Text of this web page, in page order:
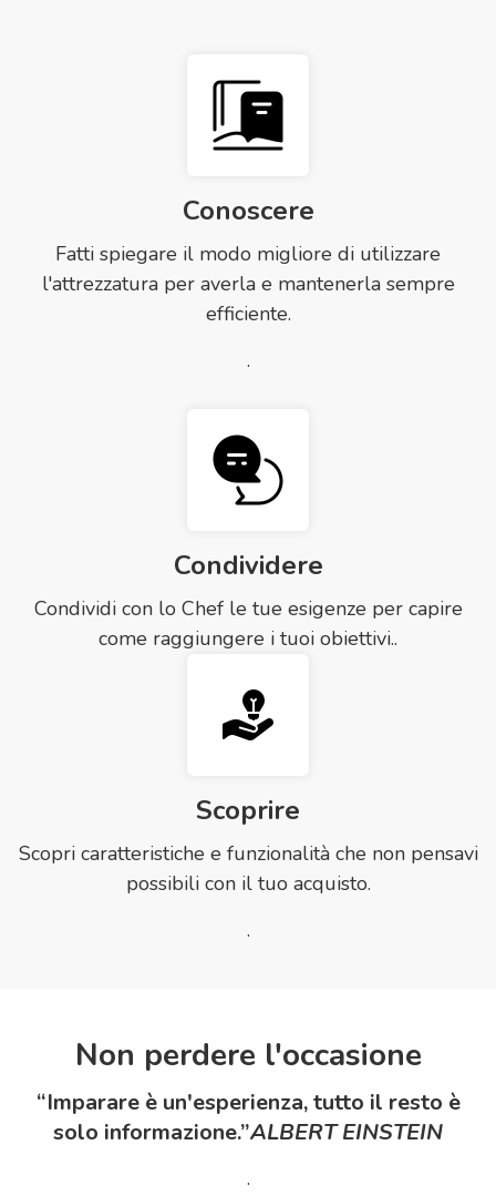
Conoscere
Fatti spiegare il modo migliore di utilizzare
l'attrezzatura per averla e mantenerla sempre
efficiente.
.
Condividere
Condividi con lo Chef le tue esigenze per capire
come raggiungere i tuoi obiettivi..
Scoprire
Scopri caratteristiche e funzionalità che non pensavi
possibili con il tuo acquisto.
.
Non perdere l'occasione
“Imparare è un'esperienza, tutto il resto è
solo informazione.”ALBERT EINSTEIN
.